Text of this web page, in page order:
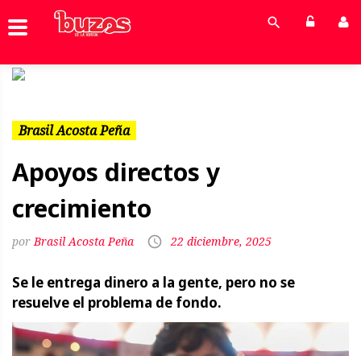
Brasil Acosta Peña
Apoyos directos y
crecimiento
Brasil Acosta Peña 22 diciembre, 2025
Se le entrega dinero a la gente, pero no se
resuelve el problema de fondo.